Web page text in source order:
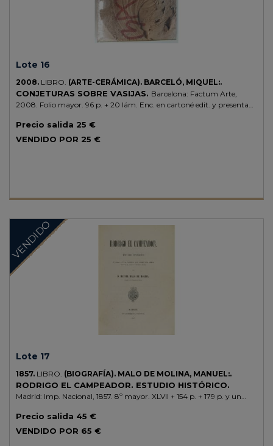
Lote 16
2008. LIBRO. (ARTE-CERÁMICA). BARCELÓ, MIQUEL:.
CONJETURAS SOBRE VASIJAS. Barcelona: Factum Arte,
2008. Folio mayor. 96 p. + 20 lám. Enc. en cartoné edit. y presentado
Precio salida 25 €
VENDIDO POR 25 €
VENDIDO
Lote 17
1857. LIBRO. (BIOGRAFÍA). MALO DE MOLINA, MANUEL:.
RODRIGO EL CAMPEADOR. ESTUDIO HISTÓRICO.
Madrid: Imp. Nacional, 1857. 8º mayor. XLVII + 154 p. + 179 p. y un
Precio salida 45 €
VENDIDO POR 65 €